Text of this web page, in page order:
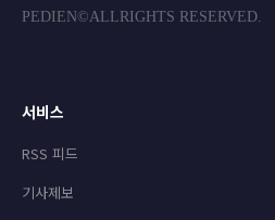
PEDIEN©ALLRIGHTS RESERVED.
서비스
RSS 피드
기사제보